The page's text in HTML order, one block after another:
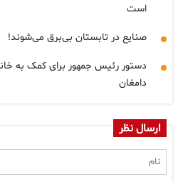
است
صنایع در تابستان بی‌برق می‌شوند!
دستور رئیس جمهور برای کمک به
دامغان
ارسال نظر